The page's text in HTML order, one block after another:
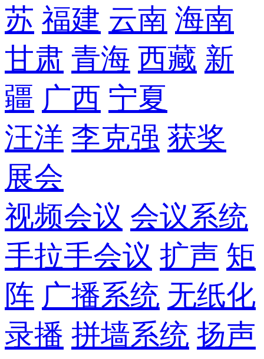
苏 福建 云南 海南
甘肃 青海 西藏 新
疆 广西 宁夏
汪洋 李克强 获奖
展会
视频会议 会议系统
手拉手会议 扩声 矩
阵 广播系统 无纸化
录播 拼墙系统 扬声